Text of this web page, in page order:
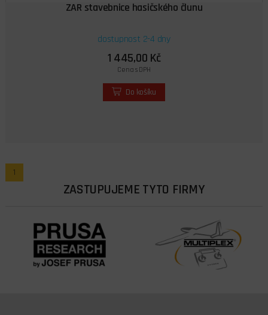
ZAR stavebnice hasičského člunu
dostupnost 2-4 dny
1 445,00 Kč
Cena s DPH
Do košíku
1
ZASTUPUJEME TYTO FIRMY